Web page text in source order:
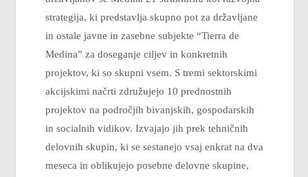
strategija, ki predstavlja skupno pot za državljane
in ostale javne in zasebne subjekte “Tierra de
Medina” za doseganje ciljev in konkretnih
projektov, ki so skupni vsem. S tremi sektorskimi
akcijskimi načrti združujejo 10 prednostnih
projektov na področjih bivanjskih, gospodarskih
in socialnih vidikov. Izvajajo jih prek tehničnih
delovnih skupin, ki se sestanejo vsaj enkrat na dva
meseca in oblikujejo posebne delovne skupine,